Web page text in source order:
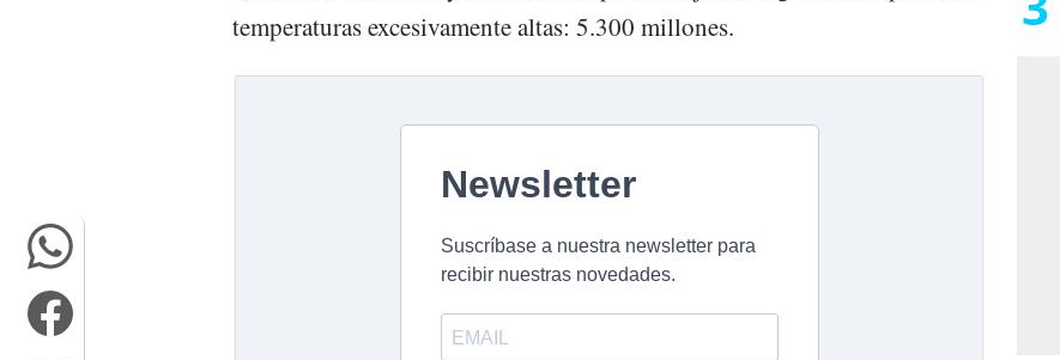
temperaturas excesivamente altas: 5.300 millones.